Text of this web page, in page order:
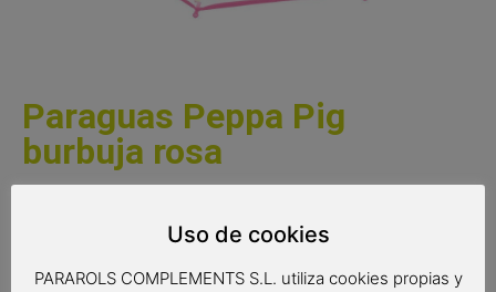
Paraguas Peppa Pig
burbuja rosa
Uso de cookies
PARAROLS COMPLEMENTS S.L. utiliza cookies propias y